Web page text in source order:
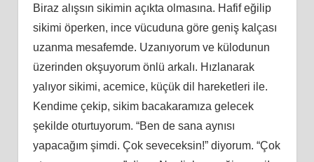
Biraz alışsın sikimin açıkta olmasına. Hafif eğilip
sikimi öperken, ince vücuduna göre geniş kalçası
uzanma mesafemde. Uzanıyorum ve külodunun
üzerinden okşuyorum önlü arkalı. Hızlanarak
yalıyor sikimi, acemice, küçük dil hareketleri ile.
Kendime çekip, sikim bacakaramıza gelecek
şekilde oturtuyorum. “Ben de sana aynısı
yapacağım şimdi. Çok seveceksin!” diyorum. “Çok